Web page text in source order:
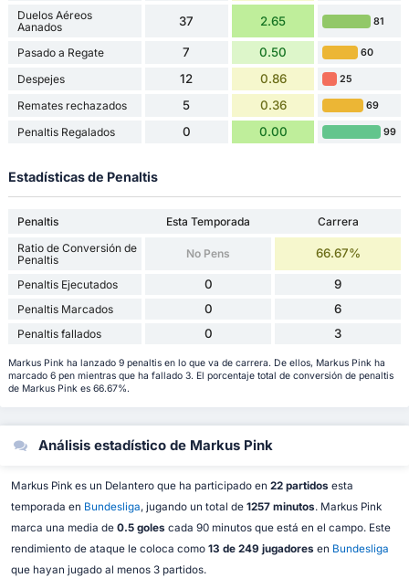
Duelos Aéreos
Aanados
37 2.65 81
Pasado a Regate 7 0.50 60
Despejes 12 0.86 25
Remates rechazados 5 0.36 69
Penaltis Regalados 0 0.00 99
Estadísticas de Penaltis
Penaltis Esta Temporada
Carrera
Ratio de Conversión de
Penaltis
No Pens 66.67%
Penaltis Ejecutados 0 9
Penaltis Marcados 0 6
Penaltis fallados 0 3
Markus Pink ha lanzado 9 penaltis en lo que va de carrera. De ellos, Markus Pink ha
marcado 6 pen mientras que ha fallado 3. El porcentaje total de conversión de penaltis
de Markus Pink es 66.67%.
Análisis estadístico de Markus Pink
Markus Pink es un Delantero que ha participado en 22 partidos esta
temporada en Bundesliga, jugando un total de 1257 minutos. Markus Pink
marca una media de 0.5 goles cada 90 minutos que está en el campo. Este
rendimiento de ataque le coloca como 13 de 249 jugadores en Bundesliga
que hayan jugado al menos 3 partidos.